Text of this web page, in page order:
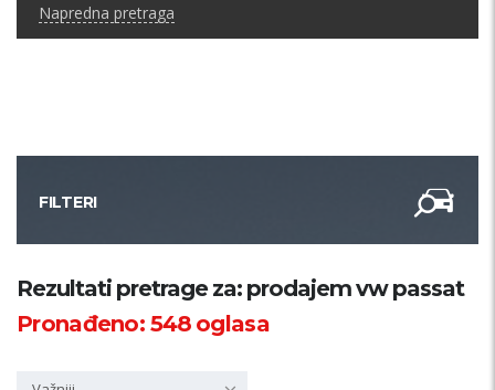
Napredna pretraga
FILTERI
Kategorija
Rezultati pretrage za: prodajem vw passat
Pronađeno:548oglasa